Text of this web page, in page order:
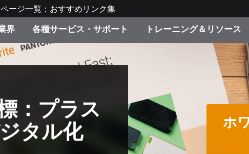
ージ一覧：おすすめリンク集
生産終了製品：アップグレー
キャンペーン
機材貸出サービス（無料）
界
ディスプレイメーカー＆プリ
ンターメーカー対象 OEM ソ
消費者向け製品パッケージ
各種サービス・サポート
・サービス一覧 弊社へのお問い合わせ
トレーニング＆リソース
グ
験センター
X-Riteラーニングセンター
製品リスト（旧製品も含む）
その他のリソース
：プラス
タル化
ホ